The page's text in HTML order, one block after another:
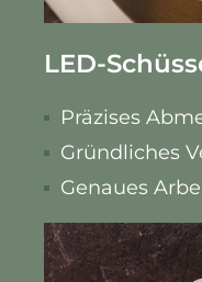
LED-
Präzises
Gründliches
Genaues